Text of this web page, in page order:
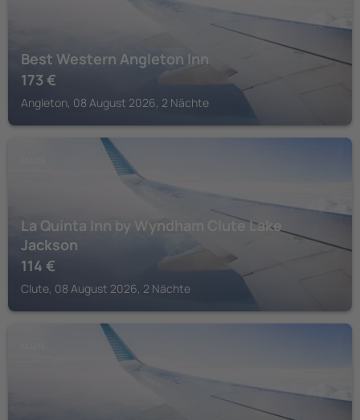
Best Western Angleton Inn
173 €
Angleton, 08 August 2026, 2 Nächte
La Quinta Inn by Wyndham Clute Lake
Jackson
114 €
Clute, 08 August 2026, 2 Nächte